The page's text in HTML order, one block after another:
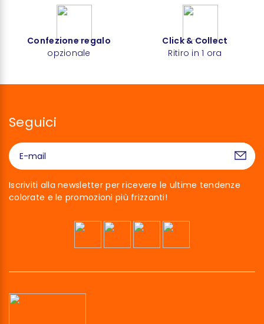
Confezione regalo
opzionale
Click & Collect
Ritiro in 1 ora
Seguici
Iscriviti alla newsletter per ricevere le ultime tendenze
colorate e le promozioni più frizzanti!
Ciao siamo noi…